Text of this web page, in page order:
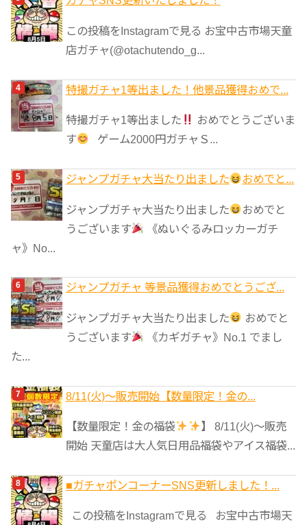
この投稿をInstagramで見る お宝中古市場天童
店ガチャ(@otachutendo_g...
特撮ガチャ1等出ました！他景品獲得おめで...
特撮ガチャ1等出ました
おめでとうございま
す
ゲーム2000円ガチャＳ...
ジャンプガチャ大当たり出ました おめでと...
ジャンプガチャ大当たり出ました
おめでと
うございます
《ぬいぐるみロッカーガチ
ャ》No...
ジャンプガチャ 等景品獲得おめでとうござ...
ジャンプガチャ大当たり出ました
おめでと
うございます
《カギガチャ》No.1 でまし
た...
8/11(火)～販売開始【数量限定！金の...
【数量限定！金の福袋
】 8/11(火)～販売
開始 天童店は大人気日用品福袋やアイス福袋...
■ガチャポンコーナーSNS更新しました！...
この投稿をInstagramで見る お宝中古市場天